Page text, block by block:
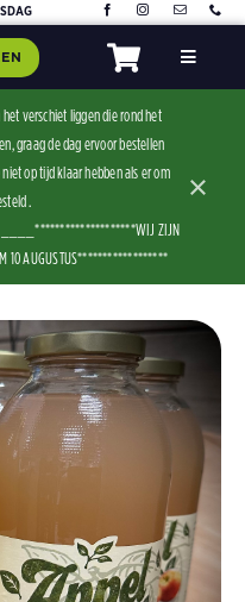
Toggle
Contact
verschiet liggen die rond het
graag de dag ervoor bestellen
op tijd klaar hebben als er om
.
ZIJN
M 10 AUGUSTUS******************
×